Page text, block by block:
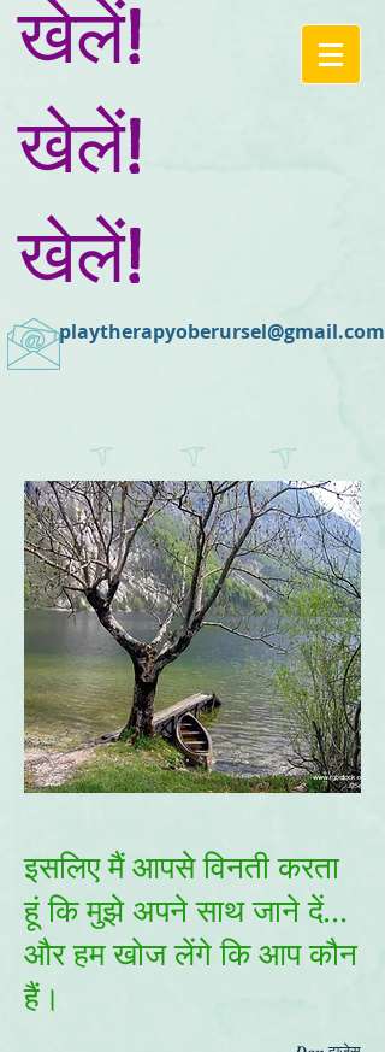
खेलें!
खेलें!
खेलें!
playtherapyoberursel@gmail.com
इसलिए मैं आपसे विनती करता
हूं कि मुझे अपने साथ जाने दें...
और हम खोज लेंगे कि आप कौन
हैं।